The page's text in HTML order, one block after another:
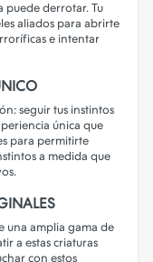
puede derrotar. Tu
aliados para abrirte
e intentar
seguir tus instintos
única que
para permitirte
a medida que
una amplia gama de
a estas criaturas
con estos